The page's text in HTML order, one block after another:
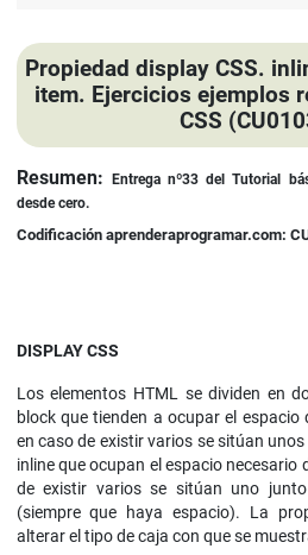
Propiedad display CSS.
item. Ejercicios ejemplos
CSS
Detalles
Resumen: Entrega nº33 delTutorial
desde cero.
Codificación aprenderaprogramar.com:
DISPLAY CSS
Los elementos HTML se dividen en
block que tienden a ocupar el
en caso de existir varios se sitúan
inline que ocupan el espacio necesario
de existir varios se sitúan uno
(siempre que haya espacio). La
alterar el tipo de caja con que se